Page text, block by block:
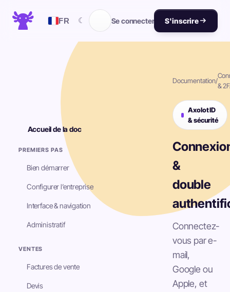
FR ☾ Se connecter S'inscrire
Accueil de la doc
PREMIERS PAS
Bien démarrer
Configurer l’entreprise
Interface & navigation
Administratif
VENTES
Factures de vente
Devis
Documentation/
&
Axolot ID
& sécurité
&
double
Connectez-
vous par e-
mail,
Google ou
Apple, et